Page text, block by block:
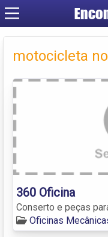
motocicleta
360 Oficina
Conserto e peças
Oficinas